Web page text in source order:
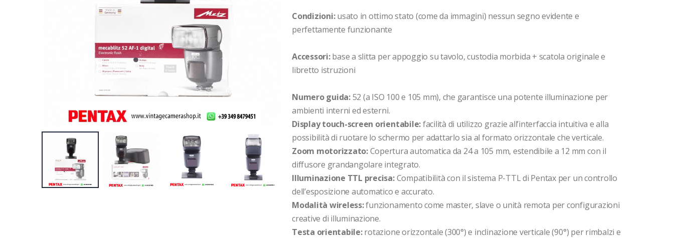
Condizioni:usato in ottimo stato (come da immagini) nessun segno evidente e
perfettamente funzionante
Accessori:base a slitta per appoggio su tavolo, custodia morbida + scatola originale e
libretto istruzioni
Numero guida:52 (a ISO 100 e 105 mm), che garantisce una potente illuminazione per
ambienti interni ed esterni.
Display touch-screen orientabile:facilità di utilizzo grazie all’interfaccia intuitiva e alla
possibilità di ruotare lo schermo per adattarlo sia al formato orizzontale che verticale.
Zoom motorizzato:Copertura automatica da 24 a 105 mm, estendibile a 12 mm con il
diffusore grandangolare integrato.
Illuminazione TTL precisa:Compatibilità con il sistema P-TTL di Pentax per un controllo
dell’esposizione automatico e accurato.
Modalità wireless:funzionamento come master, slave o unità remota per configurazioni
creative di illuminazione.
Testa orientabile:rotazione orizzontale (300°) e inclinazione verticale (90°) per rimbalzi e